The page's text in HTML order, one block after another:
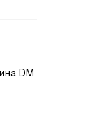
DM